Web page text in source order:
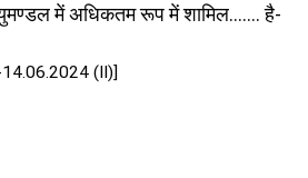
में अधिकतम रूप में शामिल……. है-
(II)]